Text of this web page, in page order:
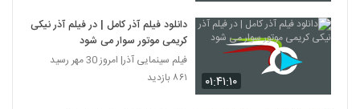
۰۱:۴۱:۱۰
دانلود فیلم آذر کامل | در فیلم آذر نیکی
کریمی موتور سوار می شود
فیلم سینمایی آذر| امروز 30 مهر رسید
۸۶۱ بازدید